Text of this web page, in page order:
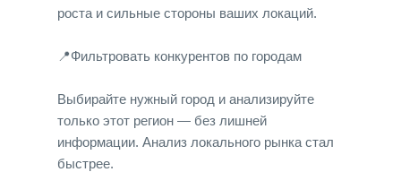
роста и сильные стороны ваших локаций.
📍Фильтровать конкурентов по городам
Выбирайте нужный город и анализируйте
только этот регион — без лишней
информации. Анализ локального рынка стал
быстрее.